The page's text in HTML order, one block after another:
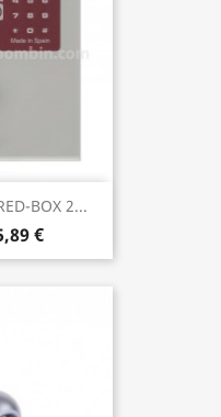
BOX 2...
€